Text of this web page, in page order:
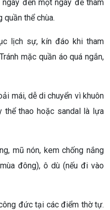
ngày đến một ngày để tham
thể chùa.
lịch sự, kín đáo khi tham
mặc quần áo quá ngắn,
mái, dễ di chuyển vì khuôn
thể thao hoặc sandal là lựa
mũ nón, kem chống nắng
đông), ô dù (nếu đi vào
đức tại các điểm thờ tự.